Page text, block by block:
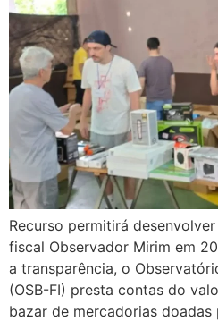
Recurso permitirá
fiscal Observador Mirim em
a transparência, o
(OSB-FI) presta contas do
bazar de mercadorias doadas